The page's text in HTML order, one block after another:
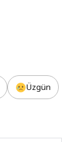
Üzgün